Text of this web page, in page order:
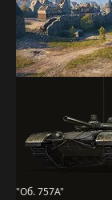
"Об. 757А"